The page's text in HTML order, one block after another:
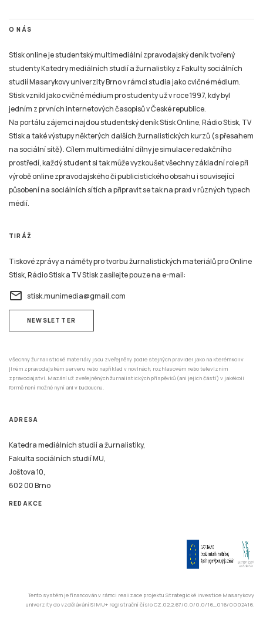
O NÁS
Stisk online je studentský multimediální zpravodajský deník tvořený
studenty Katedry mediálních studií a žurnalistiky z Fakulty sociálních
studií Masarykovy univerzity Brno v rámci studia jako cvičné médium.
Stisk vznikl jako cvičné médium pro studenty už v roce 1997, kdy byl
jedním z prvních internetových časopisů v České republice.
Na portálu zájemci najdou studentský deník Stisk Online, Rádio Stisk, TV
Stisk a také výstupy některých dalších žurnalistických kurzů (s přesahem
na sociální sítě). Cílem multimediální dílny je simulace redakčního
prostředí, každý student si tak může vyzkoušet všechny základní role při
výrobě online zpravodajského či publicistického obsahu i související
působení na sociálních sítích a připravit se tak na praxi v různých typech
médií.
TIRÁŽ
Tiskové zprávy a náměty pro tvorbu žurnalistických materiálů pro Online
Stisk, Rádio Stisk a TV Stisk zasílejte pouze na e-mail:
email stisk.munimedia@gmail.com
NEWSLETTER
Všechny žurnalistické materiály jsou zveřejněny podle stejných pravidel jako na kterémkoliv
jiném zpravodajském serveru nebo například v novinách, rozhlasovém nebo televizním
zpravodajství. Mazání už zveřejněných žurnalistických příspěvků (ani jejich částí) v jakékoli
formě není možné nyní ani v budoucnu.
ADRESA
Katedra mediálních studií a žurnalistiky,
Fakulta sociálních studií MU,
Joštova 10,
602 00 Brno
REDAKCE
Tento systém je financován v rámci realizace projektu Strategické investice Masarykovy
univerzity do vzdělávání SIMU+ registrační číslo CZ.02.2.67/0.0/0.0/16_016/0002416.